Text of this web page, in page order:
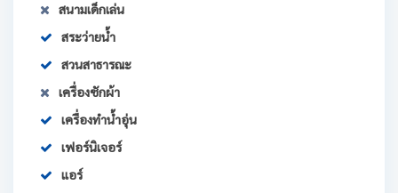
สนามเด็กเล่น
สระว่ายน้ำ
สวนสาธารณะ
เครื่องซักผ้า
เครื่องทำน้ำอุ่น
เฟอร์นิเจอร์
แอร์